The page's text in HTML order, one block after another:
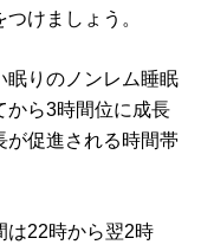
けましょう。
眠りのノンレム睡眠
から3時間位に成長
が促進される時間帯
は22時から翌2時